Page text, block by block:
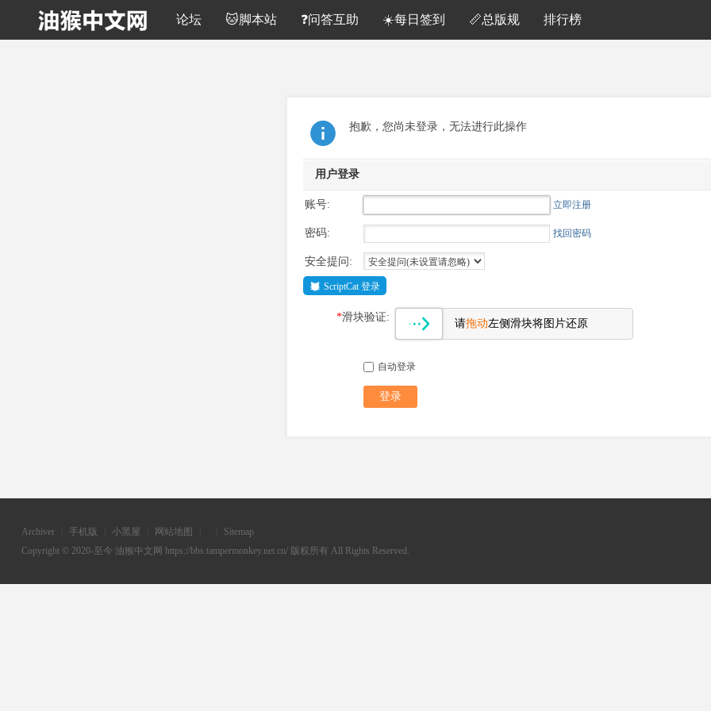
论坛 🐱脚本站 ❓问答互助 ☀️每日签到 📏总版规 排行榜
抱歉，您尚未登录，无法进行此操作
用户登录
账号: 立即注册
密码: 找回密码
安全提问:
ScriptCat 登录
*滑块验证:
请拖动左侧滑块将图片还原
自动登录
登录
Archiver 手机版 小黑屋 网站地图
Sitemap
Copyright © 2020-至今 油猴中文网 https://bbs.tampermonkey.net.cn/ 版权所有 All Rights Reserved.